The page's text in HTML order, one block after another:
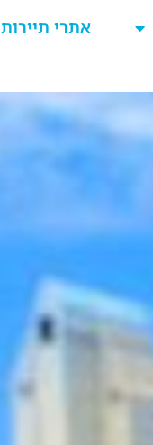
אתרי תיירות